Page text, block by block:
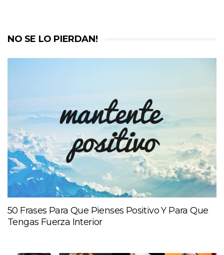
NO SE LO PIERDAN!
50 Frases Para Que Pienses Positivo Y Para Que
Tengas Fuerza Interior